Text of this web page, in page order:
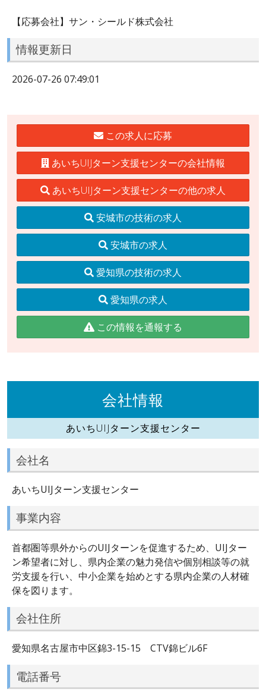
【応募会社】サン・シールド株式会社
情報更新日
2026-07-26 07:49:01
この求人に応募
あいちUIJターン支援センターの会社情報
あいちUIJターン支援センターの他の求人
安城市の技術の求人
安城市の求人
愛知県の技術の求人
愛知県の求人
この情報を通報する
会社情報
あいちUIJターン支援センター
会社名
あいちUIJターン支援センター
事業内容
首都圏等県外からのUIJターンを促進するため、UIJター
ン希望者に対し、県内企業の魅力発信や個別相談等の就
労支援を行い、中小企業を始めとする県内企業の人材確
保を図ります。
会社住所
愛知県名古屋市中区錦3-15-15 CTV錦ビル6F
電話番号